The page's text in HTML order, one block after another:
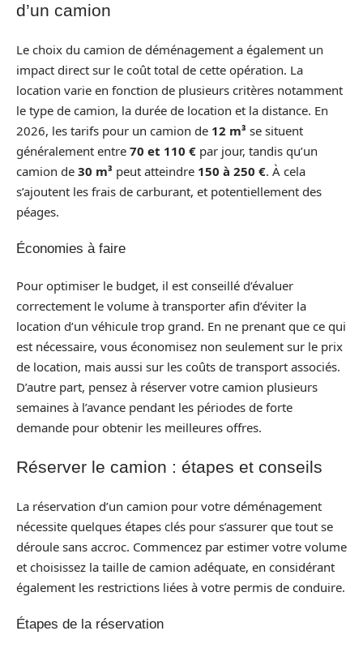
d’un camion
Le choix du camion de déménagement a également un
impact direct sur le coût total de cette opération. La
location varie en fonction de plusieurs critères notamment
le type de camion, la durée de location et la distance. En
2026, les tarifs pour un camion de 12 m³ se situent
généralement entre 70 et 110 € par jour, tandis qu’un
camion de 30 m³ peut atteindre 150 à 250 €. À cela
s’ajoutent les frais de carburant, et potentiellement des
péages.
Économies à faire
Pour optimiser le budget, il est conseillé d’évaluer
correctement le volume à transporter afin d’éviter la
location d’un véhicule trop grand. En ne prenant que ce qui
est nécessaire, vous économisez non seulement sur le prix
de location, mais aussi sur les coûts de transport associés.
D’autre part, pensez à réserver votre camion plusieurs
semaines à l’avance pendant les périodes de forte
demande pour obtenir les meilleures offres.
Réserver le camion : étapes et conseils
La réservation d’un camion pour votre déménagement
nécessite quelques étapes clés pour s’assurer que tout se
déroule sans accroc. Commencez par estimer votre volume
et choisissez la taille de camion adéquate, en considérant
également les restrictions liées à votre permis de conduire.
Étapes de la réservation